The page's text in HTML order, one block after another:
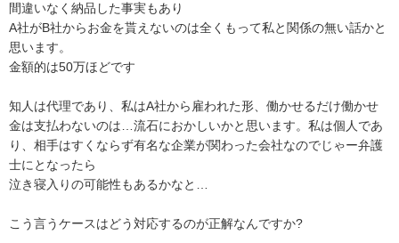
間違いなく納品した事実もあり
A社がB社からお金を貰えないのは全くもって私と関係の無い話かと
思います。
金額的は50万ほどです
知人は代理であり、私はA社から雇われた形、働かせるだけ働かせ
金は支払わないのは…流石におかしいかと思います。私は個人であ
り、相手はすくならず有名な企業が関わった会社なのでじゃー弁護
士にとなったら
泣き寝入りの可能性もあるかなと…
こう言うケースはどう対応するのが正解なんですか?